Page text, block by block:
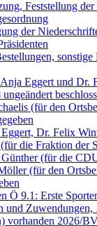
Feststellung
der
Eggert und
(für den
Dr. Felix
die Fraktion
(für die
(für den
Ö 9.1: Erste
und
vorhanden 2026/